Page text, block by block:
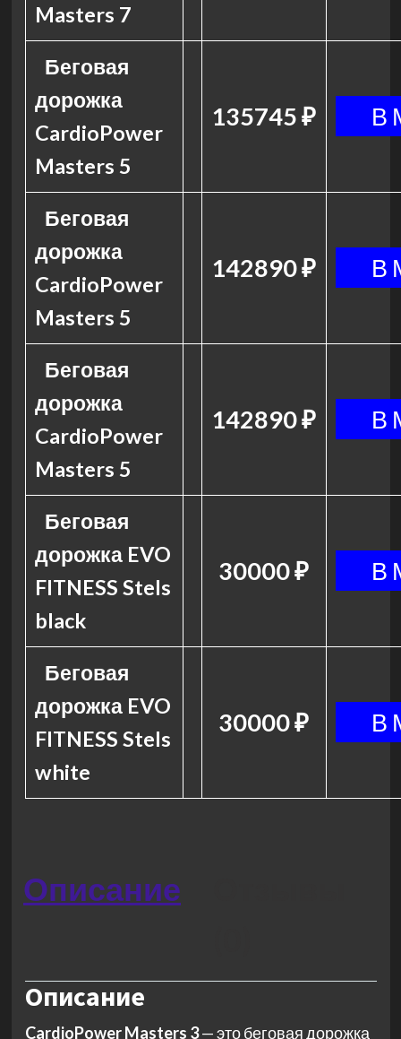
Masters 7
Беговая
дорожка
CardioPower
Masters 5
135745 ₽
Беговая
дорожка
CardioPower
Masters 5
142890 ₽
Беговая
дорожка
CardioPower
Masters 5
142890 ₽
Беговая
дорожка EVO
FITNESS Stels
black
30000 ₽
Беговая
дорожка EVO
FITNESS Stels
white
30000 ₽
Описание
Описание
CardioPower Masters 3— это беговая дорожка